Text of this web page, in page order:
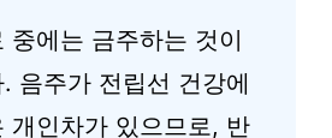
중에는 금주하는 것이
음주가 전립선 건강에
개인차가 있으므로, 반